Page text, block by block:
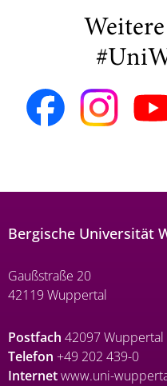
Bergische Universität
Gaußstraße 20
42119 Wuppertal
Postfach 42097 Wuppertal
Telefon +49 202 439-0
Internetwww.uni-